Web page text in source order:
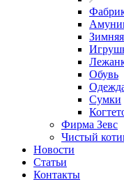
Обувь
Сумки
Фирма Зевс
Чистый
Новости
Статьи
Контакты